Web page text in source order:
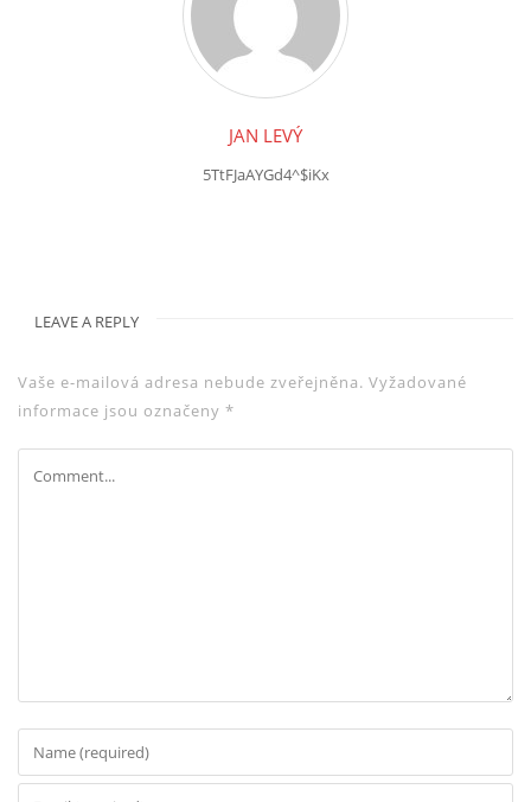
JAN LEVÝ
5TtFJaAYGd4^$iKx
LEAVE A REPLY
Vaše e-mailová adresa nebude zveřejněna. Vyžadované
informace jsou označeny *